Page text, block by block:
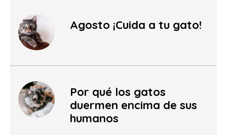
Agosto ¡Cuida a tu gato!
Por qué los gatos
duermen encima de sus
humanos